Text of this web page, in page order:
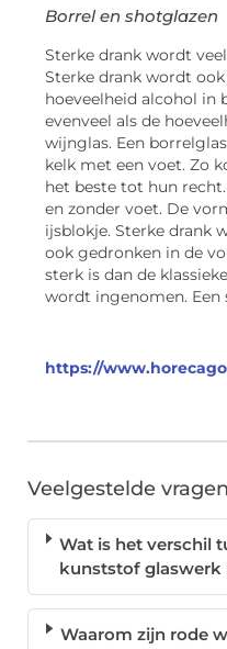
Borrel en shotglazen
Sterke drank wordt
Sterke drank wordt
hoeveelheid alcohol in
evenveel als de
wijnglas. Een
kelk met een voet. Zo
het beste tot hun
en zonder voet. De
ijsblokje. Sterke drank
ook gedronken in de
sterk is dan de
wordt ingenomen. Een
https://
Veelgestelde vragen
Wat is het verschil
kunststof glaswerk
Waarom zijn rode